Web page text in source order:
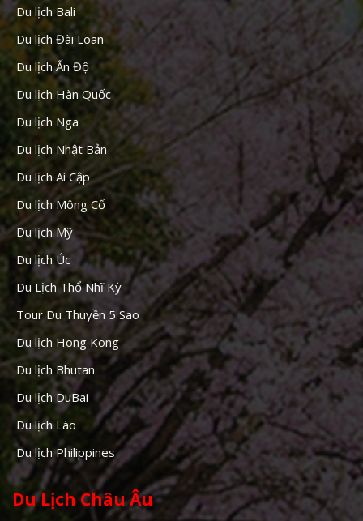
Du lịch Bali
Du lịch Đài Loan
Du lịch Ấn Độ
Du lịch Hàn Quốc
Du lịch Nga
Du lịch Nhật Bản
Du lịch Ai Cập
Du lịch Mông Cổ
Du lịch Mỹ
Du lịch Úc
Du Lịch Thổ Nhĩ Kỳ
Tour Du Thuyền 5 Sao
Du lịch Hong Kong
Du lịch Bhutan
Du lịch DuBai
Du lịch Lào
Du lịch Philippines
Du Lịch Châu Âu